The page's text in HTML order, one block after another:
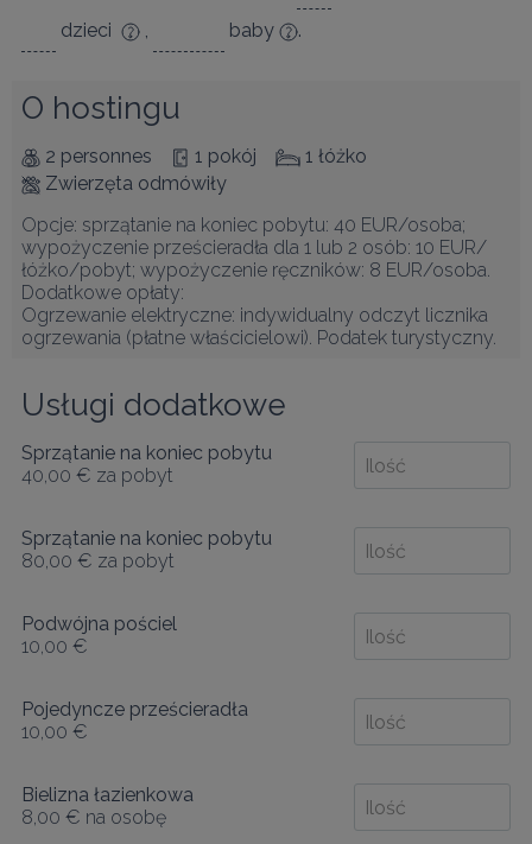
dzieci
, baby .
O hostingu
2 personnes 1 pokój
1 łóżko
Zwierzęta odmówiły
Opcje: sprzątanie na koniec pobytu: 40 EUR/osoba;
wypożyczenie prześcieradła dla 1 lub 2 osób: 10 EUR/
łóżko/pobyt; wypożyczenie ręczników: 8 EUR/osoba.
Dodatkowe opłaty:
Ogrzewanie elektryczne: indywidualny odczyt licznika
ogrzewania (płatne właścicielowi). Podatek turystyczny.
Usługi dodatkowe
Sprzątanie na koniec pobytu
40,00 € za pobyt
Sprzątanie na koniec pobytu
80,00 € za pobyt
Podwójna pościel
10,00 €
Pojedyncze prześcieradła
10,00 €
Bielizna łazienkowa
8,00 € na osobę